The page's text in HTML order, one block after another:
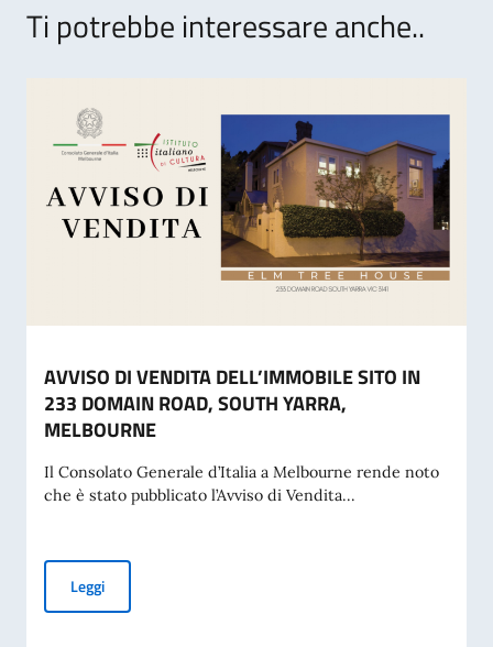
Ti potrebbe interessare anche..
AVVISO DI VENDITA DELL’IMMOBILE SITO IN
233 DOMAIN ROAD, SOUTH YARRA,
MELBOURNE
Il Consolato Generale d’Italia a Melbourne rende noto
che è stato pubblicato l’Avviso di Vendita...
LeggiAVVISO DI VENDITA DELL’IMMOBILE SITO IN 233 DOMAIN